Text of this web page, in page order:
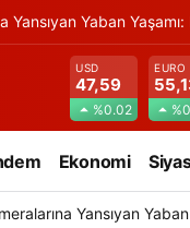
Yansıyan Yaban
USD
47,59
%0.02
EURO
Ekonomi
Yansıyan